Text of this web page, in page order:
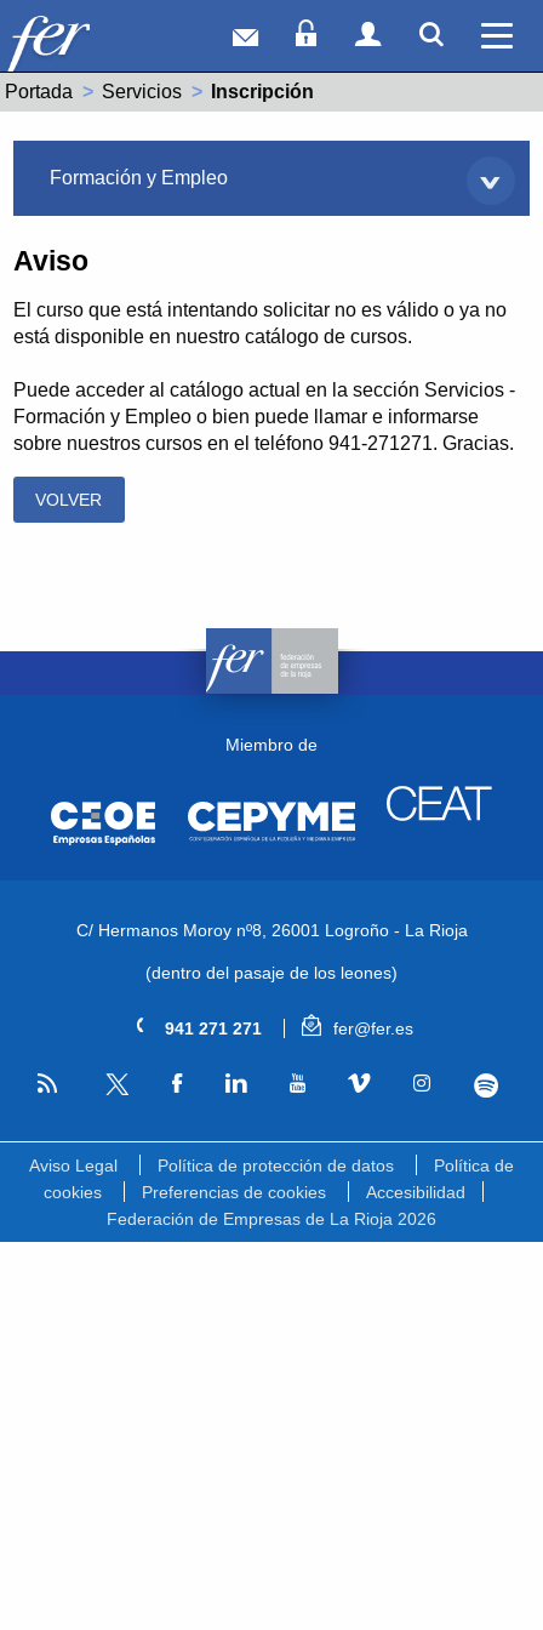
Correo webAcceso Socios
Acceso
Portada Servicios Actual:
Inscripción
Formación y Empleo
Aviso
El curso que está intentando solicitar no es válido o ya no
está disponible en nuestro catálogo de cursos.
Puede acceder al catálogo actual en la sección Servicios -
Formación y Empleo o bien puede llamar e informarse
sobre nuestros cursos en el teléfono 941-271271. Gracias.
VOLVER
Miembro de
C/ Hermanos Moroy nº8, 26001 Logroño - La Rioja
(dentro del pasaje de los leones)
941 271 271 fer@fer.es
RSS
Aviso Legal Política de protección de datos
Política de
cookies
Preferencias de cookies
Accesibilidad
Federación de Empresas de La Rioja 2026